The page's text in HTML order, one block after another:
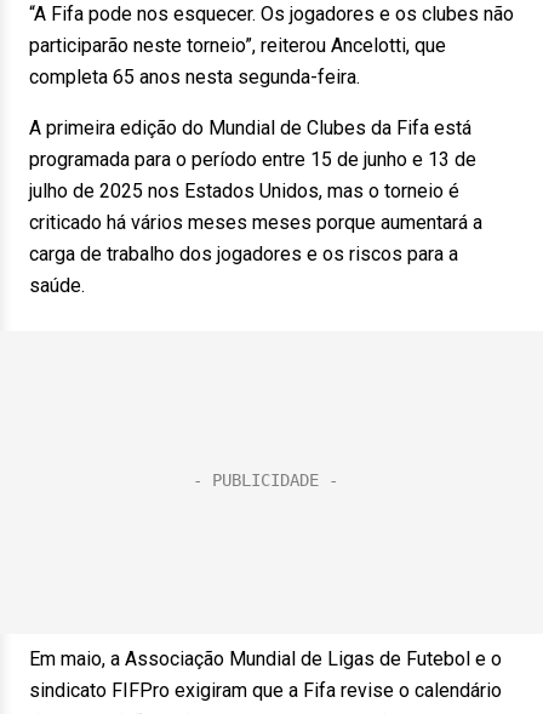
“A Fifa pode nos esquecer. Os jogadores e os clubes não
participarão neste torneio”, reiterou Ancelotti, que
completa 65 anos nesta segunda-feira.
A primeira edição do Mundial de Clubes da Fifa está
programada para o período entre 15 de junho e 13 de
julho de 2025 nos Estados Unidos, mas o torneio é
criticado há vários meses meses porque aumentará a
carga de trabalho dos jogadores e os riscos para a
saúde.
Em maio, a Associação Mundial de Ligas de Futebol e o
sindicato FIFPro exigiram que a Fifa revise o calendário